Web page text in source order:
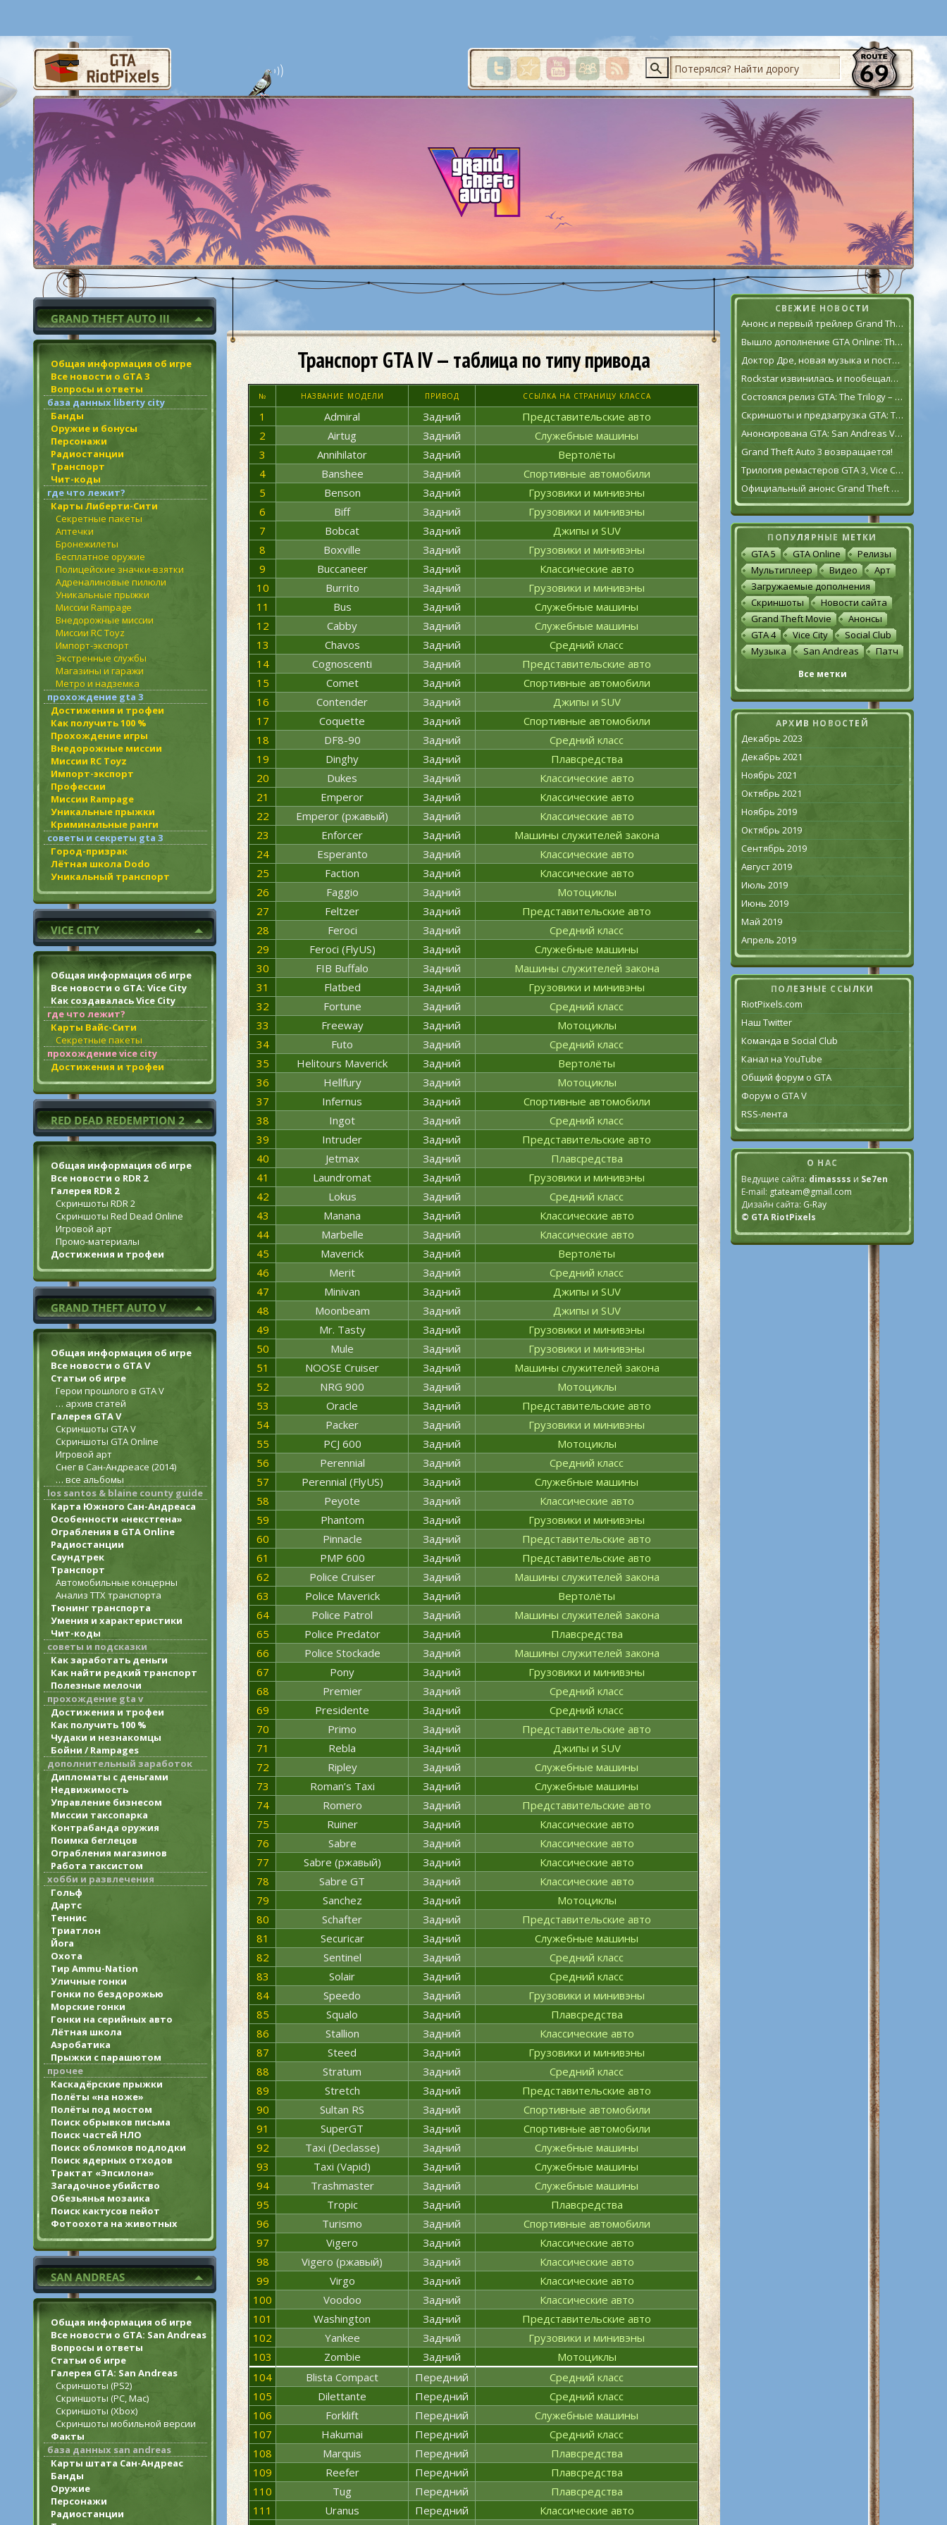
Поиск
Общая информация об игре
Все новости о GTA 3
Вопросы и ответы
база данных liberty city
Банды
Оружие и бонусы
Персонажи
Радиостанции
Транспорт
Чит-коды
где что лежит?
Карты Либерти-Сити
Секретные пакеты
Аптечки
Бронежилеты
Бесплатное оружие
Полицейские значки-взятки
Адреналиновые пилюли
Уникальные прыжки
Миссии Rampage
Внедорожные миссии
Миссии RC Toyz
Импорт-экспорт
Экстренные службы
Магазины и гаражи
Метро и надземка
прохождение gta 3
Достижения и трофеи
Как получить 100 %
Прохождение игры
Внедорожные миссии
Миссии RC Toyz
Импорт-экспорт
Профессии
Миссии Rampage
Уникальные прыжки
Криминальные ранги
советы и секреты gta 3
Город-призрак
Лётная школа Dodo
Уникальный транспорт
Общая информация об игре
Все новости о GTA: Vice City
Как создавалась Vice City
где что лежит?
Карты Вайс-Сити
Секретные пакеты
прохождение vice city
Достижения и трофеи
Общая информация об игре
Все новости о RDR 2
Галерея RDR 2
Скриншоты RDR 2
Скриншоты Red Dead Online
Игровой арт
Промо-материалы
Достижения и трофеи
Общая информация об игре
Все новости о GTA V
Статьи об игре
Герои прошлого в GTA V
… архив статей
Галерея GTA V
Скриншоты GTA V
Скриншоты GTA Online
Игровой арт
Снег в Сан-Андреасе (2014)
… все альбомы
los santos & blaine county guide
Карта Южного Сан-Андреаса
Особенности «некстгена»
Ограбления в GTA Online
Радиостанции
Саундтрек
Транспорт
Автомобильные концерны
Анализ ТТХ транспорта
Тюнинг транспорта
Умения и характеристики
Чит-коды
советы и подсказки
Как заработать деньги
Как найти редкий транспорт
Полезные мелочи
прохождение gta v
Достижения и трофеи
Как получить 100 %
Чудаки и незнакомцы
Бойни / Rampages
дополнительный заработок
Дипломаты с деньгами
Недвижимость
Управление бизнесом
Миссии таксопарка
Контрабанда оружия
Поимка беглецов
Ограбления магазинов
Работа таксистом
хобби и развлечения
Гольф
Дартс
Теннис
Триатлон
Йога
Охота
Тир Ammu-Nation
Уличные гонки
Гонки по бездорожью
Морские гонки
Гонки на серийных авто
Лётная школа
Аэробатика
Прыжки с парашютом
прочее
Каскадёрские прыжки
Полёты «на ноже»
Полёты под мостом
Поиск обрывков письма
Поиск частей НЛО
Поиск обломков подлодки
Поиск ядерных отходов
Трактат «Эпсилона»
Загадочное убийство
Обезьянья мозаика
Поиск кактусов пейот
Фотоохота на животных
Общая информация об игре
Все новости о GTA: San Andreas
Вопросы и ответы
Статьи об игре
Галерея GTA: San Andreas
Скриншоты (PS2)
Скриншоты (PC, Mac)
Скриншоты (Xbox)
Скриншоты мобильной версии
Факты
база данных san andreas
Карты штата Сан-Андреас
Банды
Оружие
Персонажи
Радиостанции
Транспорт GTA IV — таблица по типу привода
№ НАЗВАНИЕ МОДЕЛИ ПРИВОД ССЫЛКА НА СТРАНИЦУ КЛАССА
1 Admiral Задний
Представительские авто
2
Airtug Задний
Служебные машины
3
Annihilator Задний
Вертолёты
4
Banshee Задний
Спортивные автомобили
5
Benson Задний
Грузовики и минивэны
6
Biff Задний
Грузовики и минивэны
7
Bobcat Задний
Джипы и SUV
8
Boxville Задний
Грузовики и минивэны
9
Buccaneer Задний
Классические авто
10
Burrito Задний
Грузовики и минивэны
11
Bus Задний
Служебные машины
12
Cabby Задний
Служебные машины
13
Chavos Задний
Средний класс
14
Cognoscenti Задний
Представительские авто
15
Comet Задний
Спортивные автомобили
16
Contender Задний
Джипы и SUV
17
Coquette Задний
Спортивные автомобили
18
DF8-90 Задний
Средний класс
19
Dinghy Задний
Плавсредства
20
Dukes Задний
Классические авто
21
Emperor Задний
Классические авто
22
Emperor (ржавый) Задний
Классические авто
23
Enforcer Задний
Машины служителей закона
24
Esperanto Задний
Классические авто
25
Faction Задний
Классические авто
26
Faggio Задний
Мотоциклы
27
Feltzer Задний
Представительские авто
28
Feroci Задний
Средний класс
29
Feroci (FlyUS) Задний
Служебные машины
30
FIB Buffalo Задний
Машины служителей закона
31
Flatbed Задний
Грузовики и минивэны
32
Fortune Задний
Средний класс
33
Freeway Задний
Мотоциклы
34
Futo Задний
Средний класс
35
Helitours Maverick Задний
Вертолёты
36
Hellfury Задний
Мотоциклы
37
Infernus Задний
Спортивные автомобили
38
Ingot Задний
Средний класс
39
Intruder Задний
Представительские авто
40
Jetmax Задний
Плавсредства
41
Laundromat Задний
Грузовики и минивэны
42
Lokus Задний
Средний класс
43
Manana Задний
Классические авто
44
Marbelle Задний
Классические авто
45
Maverick Задний
Вертолёты
46
Merit Задний
Средний класс
47
Minivan Задний
Джипы и SUV
48
Moonbeam Задний
Джипы и SUV
49
Mr. Tasty Задний
Грузовики и минивэны
50
Mule Задний
Грузовики и минивэны
51
NOOSE Cruiser Задний
Машины служителей закона
52
NRG 900 Задний
Мотоциклы
53
Oracle Задний
Представительские авто
54
Packer Задний
Грузовики и минивэны
55
PCJ 600 Задний
Мотоциклы
56
Perennial Задний
Средний класс
57
Perennial (FlyUS) Задний
Служебные машины
58
Peyote Задний
Классические авто
59
Phantom Задний
Грузовики и минивэны
60
Pinnacle Задний
Представительские авто
61
PMP 600 Задний
Представительские авто
62
Police Cruiser Задний
Машины служителей закона
63
Police Maverick Задний
Вертолёты
64
Police Patrol Задний
Машины служителей закона
65
Police Predator Задний
Плавсредства
66
Police Stockade Задний
Машины служителей закона
67
Pony Задний
Грузовики и минивэны
68
Premier Задний
Средний класс
69
Presidente Задний
Средний класс
70
Primo Задний
Представительские авто
71
Rebla Задний
Джипы и SUV
72
Ripley Задний
Служебные машины
73
Roman’s Taxi Задний
Служебные машины
74
Romero Задний
Представительские авто
75
Ruiner Задний
Классические авто
76
Sabre Задний
Классические авто
77
Sabre (ржавый) Задний
Классические авто
78
Sabre GT Задний
Классические авто
79
Sanchez Задний
Мотоциклы
80
Schafter Задний
Представительские авто
81
Securicar Задний
Служебные машины
82
Sentinel Задний
Средний класс
83
Solair Задний
Средний класс
84
Speedo Задний
Грузовики и минивэны
85
Squalo Задний
Плавсредства
86
Stallion Задний
Классические авто
87
Steed Задний
Грузовики и минивэны
88
Stratum Задний
Средний класс
89
Stretch Задний
Представительские авто
90
Sultan RS Задний
Спортивные автомобили
91
SuperGT Задний
Спортивные автомобили
92
Taxi (Declasse) Задний
Служебные машины
93
Taxi (Vapid) Задний
Служебные машины
94
Trashmaster Задний
Служебные машины
95
Tropic Задний
Плавсредства
96
Turismo Задний
Спортивные автомобили
97
Vigero Задний
Классические авто
98
Vigero (ржавый) Задний
Классические авто
99
Virgo Задний
Классические авто
100
Voodoo Задний
Классические авто
101
Washington Задний
Представительские авто
102
Yankee Задний
Грузовики и минивэны
103
Zombie Задний
Мотоциклы
104
Blista Compact Передний
Средний класс
105
Dilettante Передний
Средний класс
106
Forklift Передний
Служебные машины
107
Hakumai Передний
Средний класс
108
Marquis Передний
Плавсредства
109
Reefer Передний
Плавсредства
110
Tug Передний
Плавсредства
111
Uranus Передний
Классические авто
СВЕЖИЕ НОВОСТИ
Анонс и первый трейлер Grand Theft Auto VI
Вышло дополнение GTA Online: The Contract
Доктор Дре, новая музыка и постаревший Франклин Клинтон в дополнении GTA Online: The Contract
Rockstar извинилась и пообещала исправить GTA: The Trilogy – The Definitive Edition [обновлено]
Состоялся релиз GTA: The Trilogy – The Definitive Edition
Скриншоты и предзагрузка GTA: The Trilogy – The Definitive Edition
Анонсирована GTA: San Andreas VR для Oculus Quest 2
Grand Theft Auto 3 возвращается!
Трилогия ремастеров GTA 3, Vice City и San Andreas выйдет 11 ноября
Официальный анонс Grand Theft Auto: The Trilogy – The Definitive Edition
ПОПУЛЯРНЫЕ МЕТКИ
GTA 5 GTA Online
Релизы
Мультиплеер
Видео
Арт
Загружаемые дополнения
Скриншоты
Новости сайта
Grand Theft Movie
Анонсы
GTA 4
Vice City
Social Club
Музыка
San Andreas Патч
Все метки
АРХИВ НОВОСТЕЙ
Декабрь 2023
Декабрь 2021
Ноябрь 2021
Октябрь 2021
Ноябрь 2019
Октябрь 2019
Сентябрь 2019
Август 2019
Июль 2019
Июнь 2019
Май 2019
Апрель 2019
ПОЛЕЗНЫЕ ССЫЛКИ
RiotPixels.com
Наш Twitter
Команда в Social Club
Канал на YouTube
Общий форум о GTA
Форум о GTA V
RSS-лента
О НАС
Ведущие сайта: dimassss и Se7en
E-mail: gtateam@gmail.com
Дизайн сайта: G-Ray
© GTA RiotPixels